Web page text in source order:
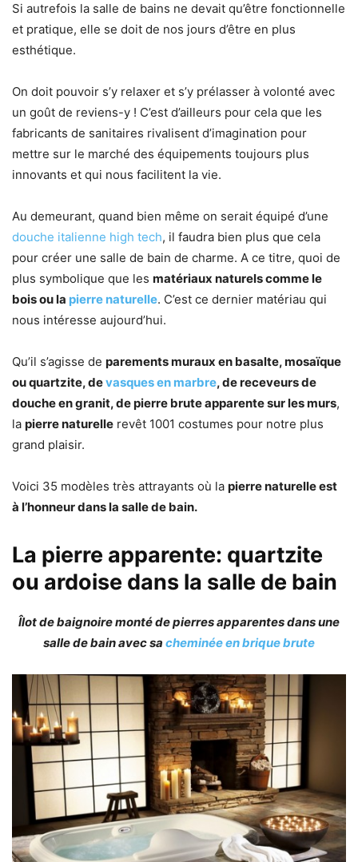
Si autrefois la salle de bains ne devait qu’être fonctionnelle
et pratique, elle se doit de nos jours d’être en plus
esthétique.
On doit pouvoir s’y relaxer et s’y prélasser à volonté avec
un goût de reviens-y ! C’est d’ailleurs pour cela que les
fabricants de sanitaires rivalisent d’imagination pour
mettre sur le marché des équipements toujours plus
innovants et qui nous facilitent la vie.
Au demeurant, quand bien même on serait équipé d’une
douche italienne high tech, il faudra bien plus que cela
pour créer une salle de bain de charme. A ce titre, quoi de
plus symbolique que les matériaux naturels comme le
bois ou la pierre naturelle. C’est ce dernier matériau qui
nous intéresse aujourd’hui.
Qu’il s’agisse de parements muraux en basalte, mosaïque
ou quartzite, devasques en marbre, de receveurs de
douche en granit, de pierre brute apparente sur les murs,
la pierre naturelle revêt 1001 costumes pour notre plus
grand plaisir.
Voici 35 modèles très attrayants où la pierre naturelle est
à l’honneur dans la salle de bain.
La pierre apparente: quartzite
ou ardoise dans la salle de bain
Îlot de baignoire monté de pierres apparentes dans une
salle de bain avec sa cheminée en brique brute